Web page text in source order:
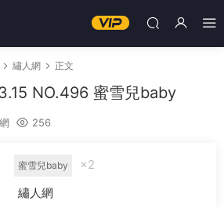
繡人網 正文
NO.496 蜜雪兒baby
256
蜜雪兒baby
×2
繡人網